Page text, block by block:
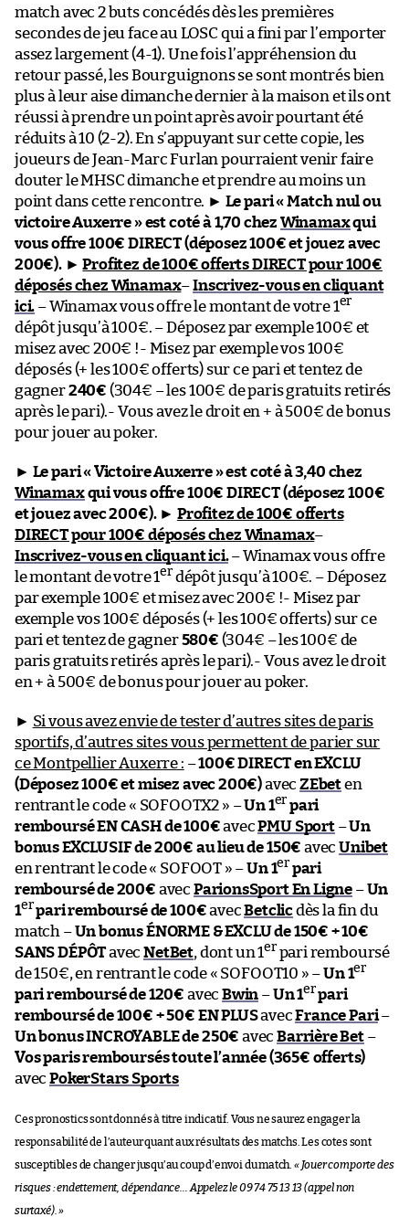
match avec 2 buts concédés dès les premières
secondes de jeu face au LOSC qui a fini par l’emporter
assez largement (4-1). Une fois l’appréhension du
retour passé, les Bourguignons se sont montrés bien
plus à leur aise dimanche dernier à la maison et ils ont
réussi à prendre un point après avoir pourtant été
réduits à 10 (2-2). En s’appuyant sur cette copie, les
joueurs de Jean-Marc Furlan pourraient venir faire
douter le MHSC dimanche et prendre au moins un
point dans cette rencontre. ► Le pari « Match nul ou
victoire Auxerre » est coté à 1,70 chez Winamaxqui
vous offre 100€ DIRECT (déposez 100€ et jouez avec
200€).►Profitez de 100€ offerts DIRECT pour 100€
déposés chez Winamax–Inscrivez-vous en cliquant
ici. – Winamax vous offre le montant de votre 1er
dépôt jusqu’à 100€. – Déposez par exemple 100€ et
misez avec 200€ !- Misez par exemple vos 100€
déposés (+ les 100€ offerts) sur ce pari et tentez de
gagner240€ (304€ – les 100€ de paris gratuits retirés
après le pari).- Vous avez le droit en + à 500€ de bonus
pour jouer au poker.
► Le pari « Victoire Auxerre » est coté à 3,40 chez
Winamaxqui vous offre 100€ DIRECT (déposez 100€
et jouez avec 200€).► Profitez de 100€ offerts
DIRECT pour 100€ déposés chez Winamax–
Inscrivez-vous en cliquant ici.– Winamax vous offre
le montant de votre 1er dépôt jusqu’à 100€. – Déposez
par exemple 100€ et misez avec 200€ !- Misez par
exemple vos 100€ déposés (+ les 100€ offerts) sur ce
pari et tentez de gagner580€ (304€ – les 100€ de
paris gratuits retirés après le pari).- Vous avez le droit
en + à 500€ de bonus pour jouer au poker.
► Si vous avez envie de tester d’autres sites de paris
sportifs, d’autres sites vous permettent de parier sur
ce Montpellier Auxerre : –100€ DIRECT en EXCLU
(Déposez 100€ et misez avec 200€)avec ZEbeten
rentrant le code « SOFOOTX2 » –Un 1er pari
remboursé EN CASH de 100€avecPMU Sport–Un
bonus EXCLUSIF de 200€ au lieu de 150€ avecUnibet
en rentrant le code « SOFOOT » –Un 1er pari
remboursé de 200€ avec ParionsSport En Ligne –Un
1erpari remboursé de 100€avecBetclicdès la fin du
match –Un bonus ÉNORME & EXCLU de 150€ + 10€
SANS DÉPÔTavecNetBet, dont un 1er pari remboursé
de 150€, en rentrant le code « SOFOOT10 » –Un 1er
pari remboursé de 120€ avec Bwin –Un 1erpari
remboursé de 100€ + 50€ EN PLUSavecFrance Pari–
Un bonus INCROYABLE de 250€ avecBarrière Bet–
Vos paris remboursés toute l’année (365€ offerts)
avecPokerStars Sports
Ces pronostics sont donnés à titre indicatif. Vous ne saurez engager la
responsabilité de l’auteur quant aux résultats des matchs. Les cotes sont
susceptibles de changer jusqu’au coup d’envoi du match. « Jouer comporte des
risques : endettement, dépendance… Appelez le 09 74 75 13 13 (appel non
surtaxé). »